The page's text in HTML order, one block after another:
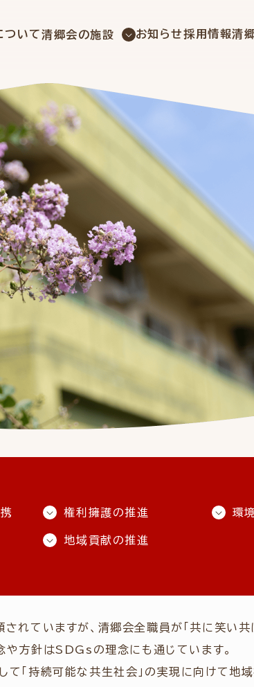
ついて清郷会の施設 お知らせ採用情報清
権利擁護の推進 環
地域貢献の推進
れていますが、清郷会全職員が「共に笑い共
や方針はSDGsの理念にも通じています。
「持続可能な共生社会」の実現に向けて地